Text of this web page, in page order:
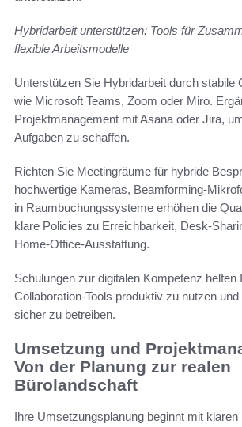
Hybridarbeit unterstützen: Tools für
flexible Arbeitsmodelle
Unterstützen Sie Hybridarbeit durch stabile
wie Microsoft Teams, Zoom oder Miro.
Projektmanagement mit Asana oder Jira,
Aufgaben zu schaffen.
Richten Sie Meetingräume für hybride
hochwertige Kameras, Beamforming-
in Raumbuchungssysteme erhöhen die
klare Policies zu Erreichbarkeit, Desk-
Home-Office-Ausstattung.
Schulungen zur digitalen Kompetenz helfen
Collaboration-Tools produktiv zu nutzen
sicher zu betreiben.
Umsetzung und
Von der Planung zur realen
Bürolandschaft
Ihre Umsetzungsplanung beginnt mit